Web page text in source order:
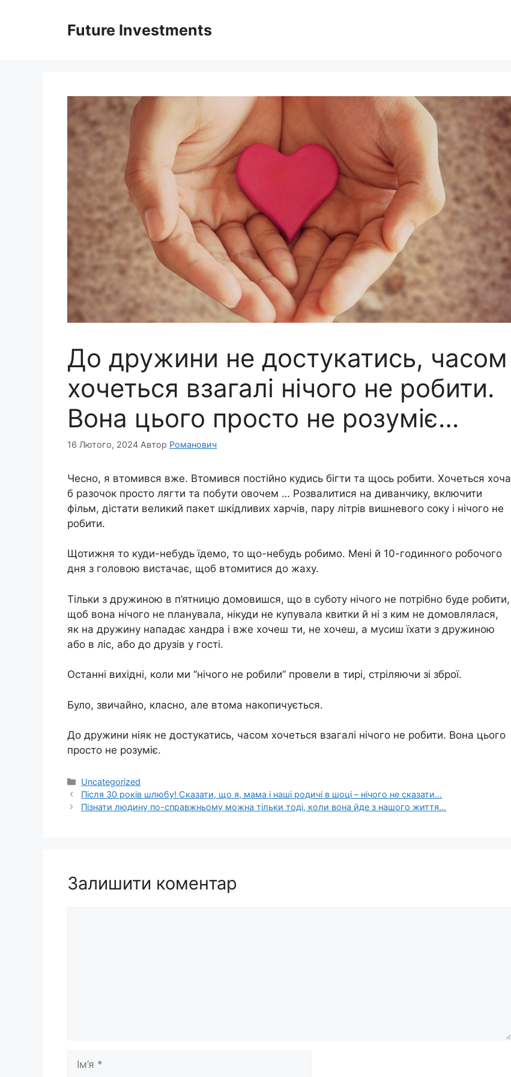
Future Investments
До дружини не достукатись, часом
хочеться взагалі нічого не робити.
Вона цього просто не розуміє…
16 Лютого, 2024 Автор Романович
Чесно, я втомився вже. Втомився постійно кудись бігти та щось робити. Хочеться хоча
б разочок просто лягти та побути овочем … Розвалитися на диванчику, включити
фільм, дістати великий пакет шкідливих харчів, пару літрів вишневого соку і нічого не
робити.
Щотижня то куди-небудь їдемо, то що-небудь робимо. Мені й 10-годинного робочого
дня з головою вистачає, щоб втомитися до жаху.
Тільки з дружиною в п’ятницю домовишся, що в суботу нічого не потрібно буде робити,
щоб вона нічого не планувала, нікуди не купувала квитки й ні з ким не домовлялася,
як на дружину нападає хандра і вже хочеш ти, не хочеш, а мусиш їхати з дружиною
або в ліс, або до друзів у гості.
Останні вихідні, коли ми “нічого не робили” провели в тирі, стріляючи зі зброї.
Було, звичайно, класно, але втома накопичується.
До дружини ніяк не достукатись, часом хочеться взагалі нічого не робити. Вона цього
просто не розуміє.
Категорії
Uncategorized
Після 30 років шлюбу! Сказати, що я, мама і наші родичі в шоці – нічого не сказати…
Пізнати людину по-справжньому можна тільки тоді, коли вона йде з нашого життя…
Залишити коментар
Ім’я